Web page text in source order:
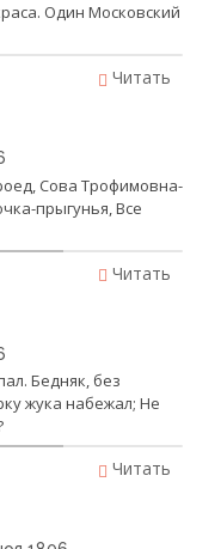
Один Московский
Читать
Сова Трофимовна-
прыгунья, Все
Читать
Бедняк, без
жука набежал; Не
Читать